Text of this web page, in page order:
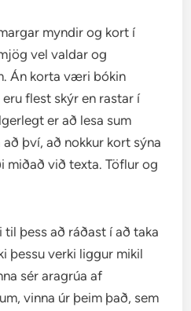
myndir og kort í
vel valdar og
Án korta væri bókin
flest skýr en rastar í
er að lesa sum
því, að nokkur kort sýna
miðað við texta. Töflur og
þess að ráðast í að taka
þessu verki liggur mikil
sér aragrúa af
vinna úr þeim það, sem